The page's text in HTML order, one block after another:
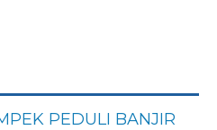
PEDULI BANJIR